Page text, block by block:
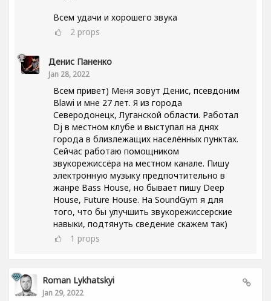
Всем удачи и хорошего звука
2 props
Денис Паненко
Jan 28, 2022
Всем привет) Меня зовут Денис, псевдоним
Blawi и мне 27 лет. Я из города
Северодонецк, Луганской области. Работал
Dj в местном клубе и выступал на днях
города в близлежащих населённых пунктах.
Сейчас работаю помощником
звукорежиссёра на местном канале. Пишу
электронную музыку предпочтительно в
жанре Bass House, но бывает пишу Deep
House, Future House. На SoundGym я для
того, что бы улучшить звукорежиссерские
навыки, подтянуть сведение скажем так)
1 props
Roman Lykhatskyi
Jan 29, 2022